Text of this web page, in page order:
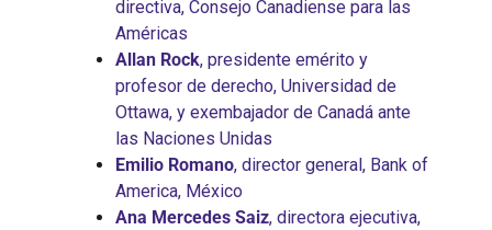
directiva, Consejo Canadiense para las
Américas
Allan Rock, presidente emérito y
profesor de derecho, Universidad de
Ottawa, y exembajador de Canadá ante
las Naciones Unidas
Emilio Romano, director general, Bank of
America, México
Ana Mercedes Saiz, directora ejecutiva,